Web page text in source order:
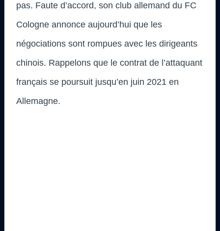
pas. Faute d’accord, son club allemand du FC
Cologne annonce aujourd’hui que les
négociations sont rompues avec les dirigeants
chinois. Rappelons que le contrat de l’attaquant
français se poursuit jusqu’en juin 2021 en
Allemagne.